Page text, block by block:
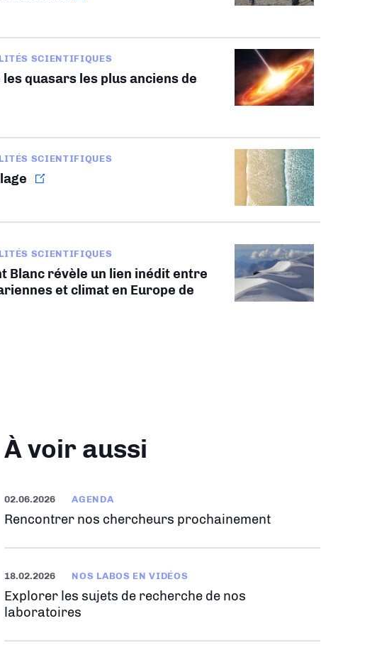
SCIENTIFIQUES
quasars les plus anciens de
SCIENTIFIQUES
SCIENTIFIQUES
Blanc révèle un lien inédit entre
et climat en Europe de
À voir aussi
02.06.2026 AGENDA
Rencontrer nos chercheurs prochainement
18.02.2026 NOS LABOS EN VIDÉOS
Explorer les sujets de recherche de nos
laboratoires